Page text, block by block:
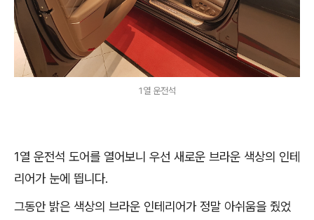
1열 운전석
1열 운전석 도어를 열어보니 우선 새로운 브라운 색상의 인테
리어가 눈에 띕니다.
그동안 밝은 색상의 브라운 인테리어가 정말 아쉬움을 줬었